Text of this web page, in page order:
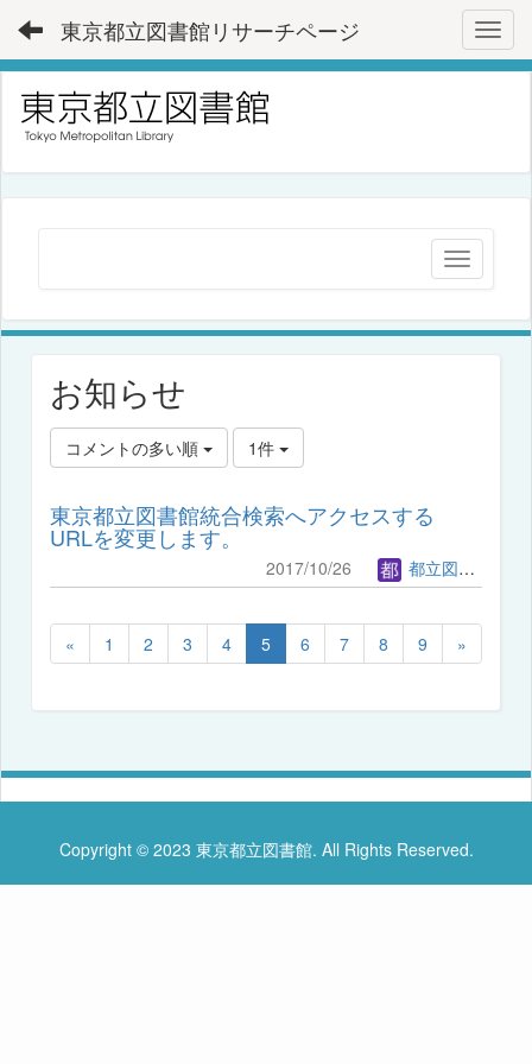
東京都立図書館リサーチページ
お知らせ
コメントの多い順 1件
東京都立図書館統合検索へアクセスする
URLを変更します。
2017/10/26 都立図書館管理者
« 1 2 3 4 5 6 7 8 9 »
Copyright © 2023 東京都立図書館. All Rights Reserved.